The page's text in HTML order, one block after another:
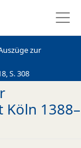
zur
S. 308
1388–